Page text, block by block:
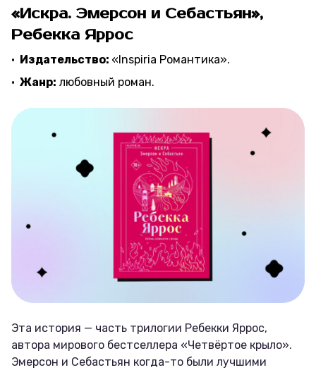
«Искра. Эмерсон и Себастьян»,
Ребекка Яррос
Издательство: «Inspiria Романтика».
Жанр: любовный роман.
Эта история — часть трилогии Ребекки Яррос,
автора мирового бестселлера «Четвёртое крыло».
Эмерсон и Себастьян когда-то были лучшими